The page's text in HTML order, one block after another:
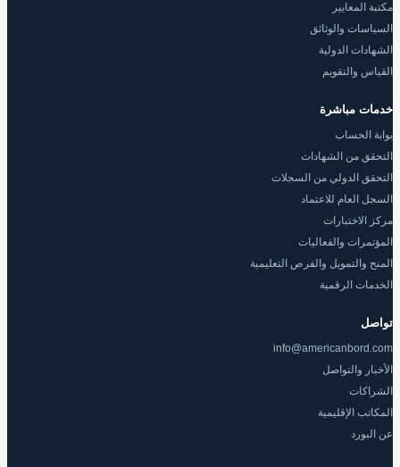
مكتبة المعايير
السياسات والوثائق
الشهادات الدولية
القياس والتقويم
خدمات مباشرة
بوابة الحساب
التحقق من الشهادات
التحقق الدولي من السجلات
السجل العام للاعتماد
مركز الاختبارات
المؤتمرات والفعاليات
المنح والتمويل والفرص التعليمية
الخدمات الرقمية
تواصل
info@americanbord.com
الأخبار والتواصل
الشراكات
المكاتب الإقليمية
عن البورد